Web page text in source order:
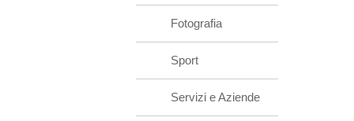
Fotografia
Sport
Servizi e Aziende